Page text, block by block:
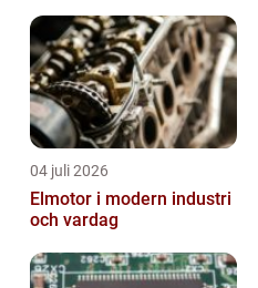
04 juli 2026
Elmotor i modern industri
och vardag